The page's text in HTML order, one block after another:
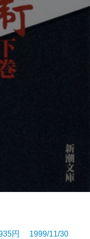
円 1999/11/30